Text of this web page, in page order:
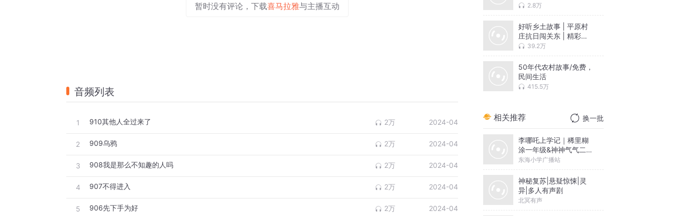
暂时没有评论，下载喜马拉雅与主播互动
音频列表
1 910其他人全过来了 2万 2024-04
2 909乌鸦 2万 2024-04
3 908我是那么不知趣的人吗 2万 2024-04
4 907不得进入 2万 2024-04
5 906先下手为好 2万 2024-04
2.8万
好听乡土故事 | 平原村
庄抗日闯关东 | 精彩乡
村 39.2万
50年代农村故事/免费，
民间生活
415.5万
相关推荐 换一批
李哪吒上学记｜稀里糊
涂一年级&神神气气二年
级
东海小学广播站
神秘复苏|悬疑惊悚|灵
异|多人有声剧
北冥有声